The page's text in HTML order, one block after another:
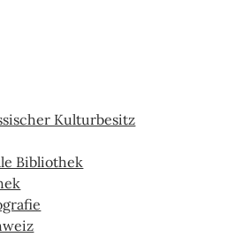
Kulturbesitz
Bibliothek